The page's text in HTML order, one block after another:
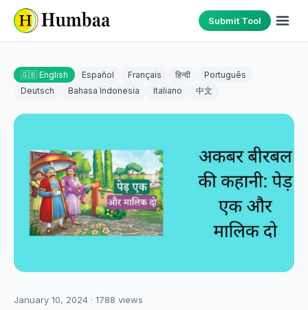
Submit Tool
🇬🇧 English Español Français हिन्दी
Português
Deutsch
Bahasa Indonesia Italiano 中文
January 10, 2024 · 1788 views